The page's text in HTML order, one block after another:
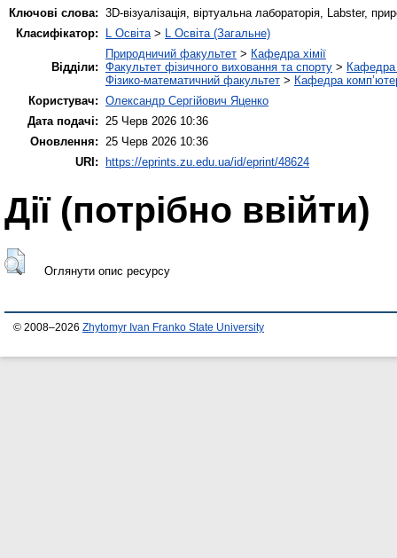
Ключові слова: 3D-візуалізація, віртуальна лабораторія, Labster,
Класифікатор:
L Освіта > L Освіта (Загальне)
Відділи:
Природничий факультет > Кафедра хімії
Факультет фізичного виховання та спорту > Кафедра
Фізико-математичний факультет > Кафедра
Користувач: Олександр Сергійович Яценко
Дата подачі:
25 Черв 2026 10:36
Оновлення:
25 Черв 2026 10:36
URI: https://eprints.zu.edu.ua/id/eprint/48624
Дії ​​(потрібно ввійти)
Оглянути опис ресурсу
© 2008–2026 Zhytomyr Ivan Franko State University